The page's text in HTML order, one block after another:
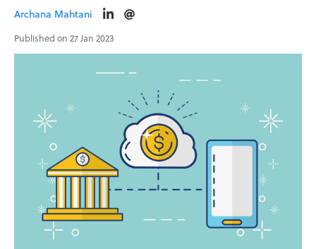
Archana Mahtani
Published on 27 Jan 2023